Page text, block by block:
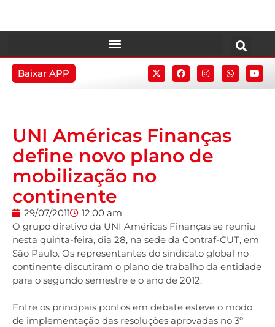
Baixar APP
UNI Américas Finanças
define novo plano de
mobilização no
continente
29/07/2011
12:00 am
O grupo diretivo da UNI Américas Finanças se reuniu
nesta quinta-feira, dia 28, na sede da Contraf-CUT, em
São Paulo. Os representantes do sindicato global no
continente discutiram o plano de trabalho da entidade
para o segundo semestre e o ano de 2012.
Entre os principais pontos em debate esteve o modo
de implementação das resoluções aprovadas no 3º